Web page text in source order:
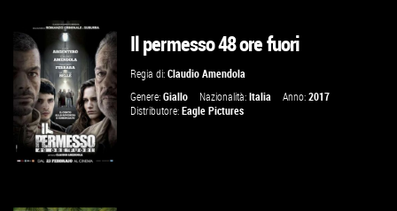
GUARDA IL TRAILER
VAI ALLA SCHEDA
Il permesso 48 ore fuori
Regia di:Claudio Amendola
Genere:Giallo Nazionalità:Italia Anno:2017
Distributore:Eagle Pictures